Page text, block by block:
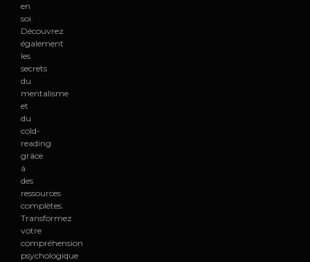
en
soi.
Découvrez
également
les
secrets
du
mentalisme
et
du
cold-
reading
grâce
à
des
ressources
complètes.
Transformez
votre
compréhension
psychologique